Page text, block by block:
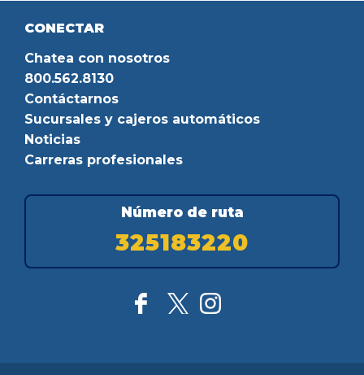
CONECTAR
Chatea con nosotros
800.562.8130
Contáctarnos
Sucursales y cajeros automáticos
Noticias
Carreras profesionales
Número de ruta
325183220